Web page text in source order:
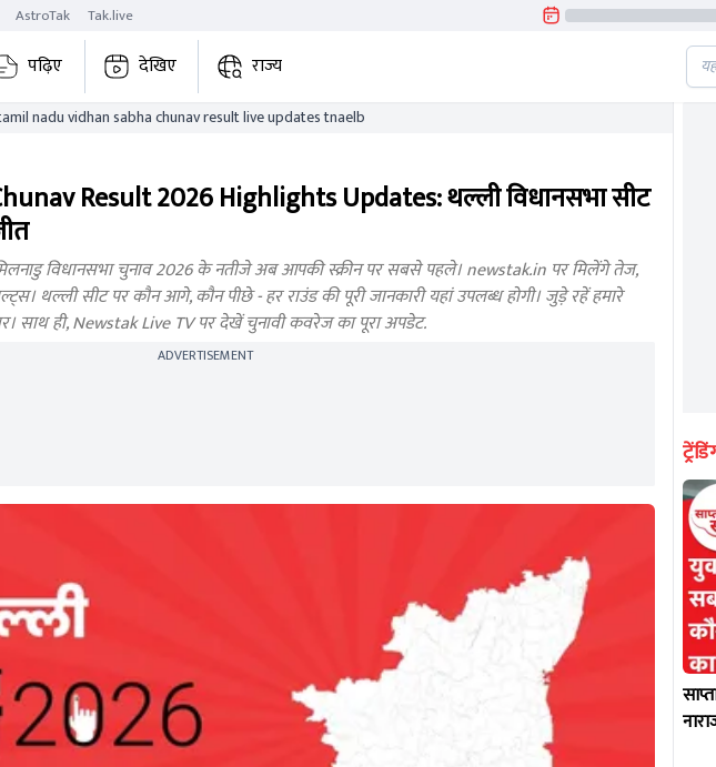
AstroTak Tak.live
पढ़िए देखिए राज्य
thalli tamil nadu vidhan sabha chunav result live updates tnaelb
Result 2026 Highlights Updates: थल्ली विधानसभा सीट
विधानसभा चुनाव 2026 के नतीजे अब आपकी स्क्रीन पर सबसे पहले। newstak.in पर मिलेंगे तेज,
थल्ली सीट पर कौन आगे, कौन पीछे - हर राउंड की पूरी जानकारी यहां उपलब्ध होगी। जुड़े रहें हमारे
साथ ही, Newstak Live TV पर देखें चुनावी कवरेज का पूरा अपडेट.
ADVERTISEMENT